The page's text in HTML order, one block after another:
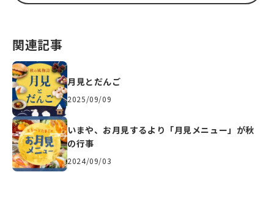
関連記事
月見とだんご
2025/09/09
いまや、お月見するより「月見メニュー」が秋
の行事
2024/09/03